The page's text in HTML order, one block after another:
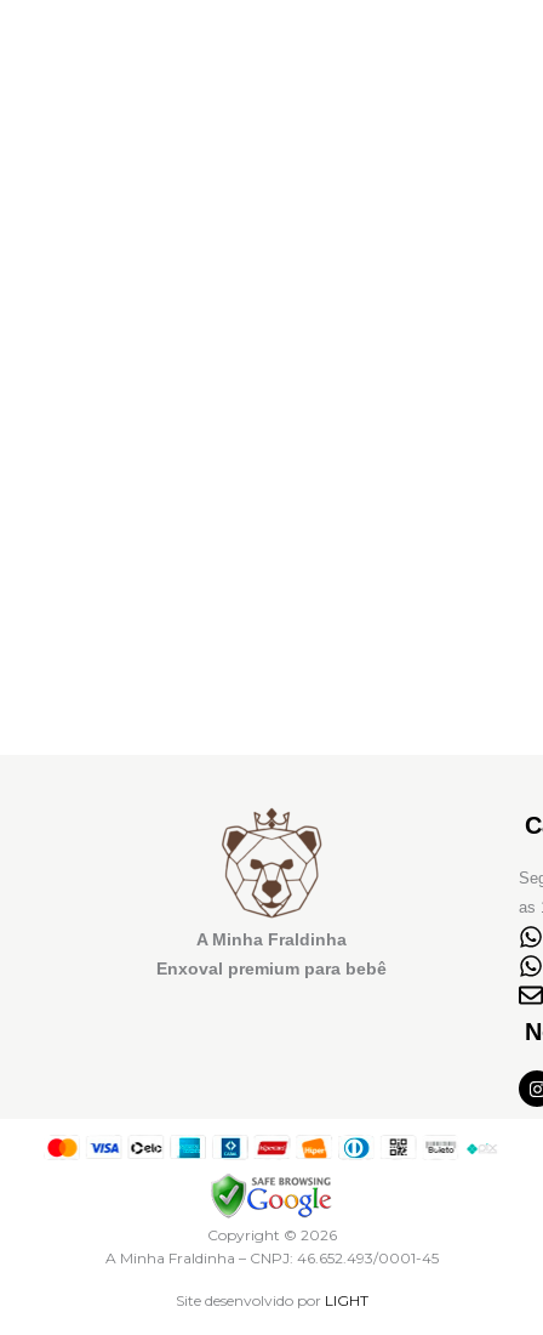
A Minha Fraldinha
Enxoval premium para bebê
as
I
s
Copyright © 2026
A Minha Fraldinha – CNPJ: 46.652.493/0001-45
Site desenvolvido por LIGHT